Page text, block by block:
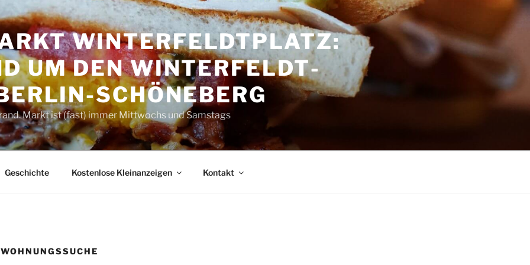
WINTER­FELDT­PLATZ:
UM DEN WINTER­FELDT­
SCHÖNEBERG
Markt ist (fast) immer Mittwochs und Samstags
Geschichte Kostenlose Kleinanzeigen Kontakt